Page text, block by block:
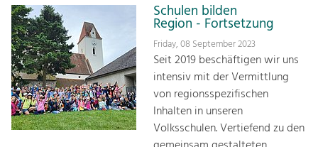
Schulen bilden
Region - Fortsetzung
Friday, 08 September 2023
Seit 2019 beschäftigen wir uns
intensiv mit der Vermittlung
von regionsspezifischen
Inhalten in unseren
Volksschulen. Vertiefend zu den